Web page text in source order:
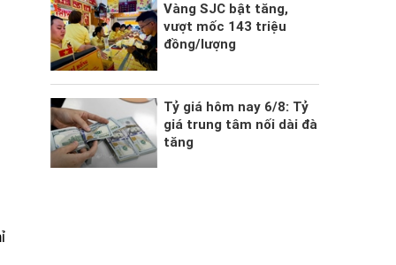
Vàng SJC bật tăng,
vượt mốc 143 triệu
đồng/lượng
Tỷ giá hôm nay 6/8: Tỷ
giá trung tâm nối dài đà
tăng